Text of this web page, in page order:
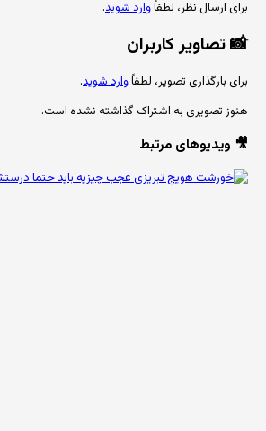
برای ارسال نظر، لطفاًوارد شوید.
📸تصاویر کاربران
برای بارگذاری تصویر، لطفاًوارد شوید.
هنوز تصویری به اشتراک گذاشته نشده است.
🎥 ویدیوهای مرتبط